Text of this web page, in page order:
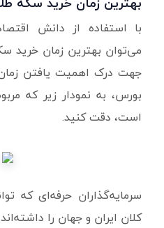
با استفاده از دانش
می‌توان بهترین زمان خرید
جهت درک اهمیت یافتن
بورس، به نمودار زیر که
است، دقت کنید.
سرمایه‌گذاران حرفه‌ای که
کلان ایران و جهان را